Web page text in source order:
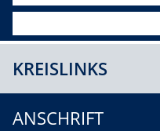
KREISLINKS
ANSCHRIFT